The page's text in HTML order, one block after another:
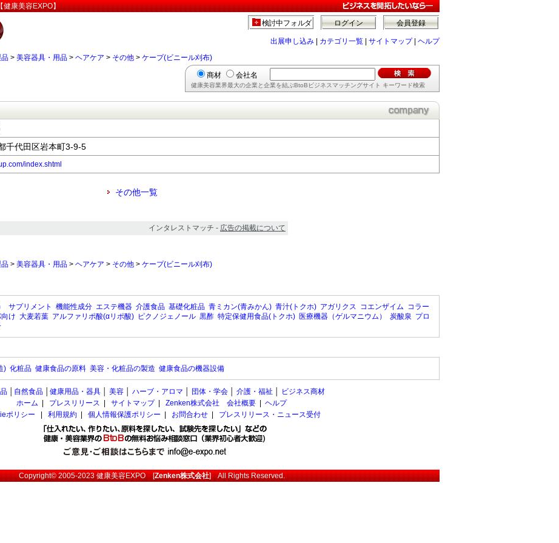
健康美容EXPO】
会員登録
ログイン
検討中フォルダ
出展申し込み カテゴリ一覧 サイトマップ| ヘルプ
> 美容器具・用品 > ヘアケア > その他 > ケープ(ビニール刈布)
商材 会社名
健康美容業界最大の企業と企業を結ぶBtoBビジネスマッチングサイト キーワード検索
代田区岩本町3-9-5
index.shtml
その他一覧
インタレストマッチ - 広告の掲載について
> 美容器具・用品 > ヘアケア > その他 > ケープ(ビニール刈布)
サプリメント 機能性成分 エステ機器 介護食品 基礎化粧品 青ミカン(青みかん) 青汁(トクホ) アガリクス コエンザイム コラー
け 大麦若葉 アルファリポ酸(αリポ酸) ピクノジェノール 黒酢 特定保健用食品(トクホ) 医療機器（ゲルマニウム） 炭酸泉 プロ
) 化粧品 健康食品の原料 美容・化粧品の製造 健康食品の機器設備
自然食品 健康用品・器具 美容 ハーブ・アロマ 団体・学会 介護・福祉
ビジネス商材
ホーム
プレスリリース サイトマップ| Zenken株式会社 会社概要
ヘルプ
ポリシー
利用規約 個人情報保護ポリシー お問合わせ プレスリリース・ニュース受付
Copyright© 2005-2023健康美容EXPO[Zenken株式会社] All Rights Reserved.